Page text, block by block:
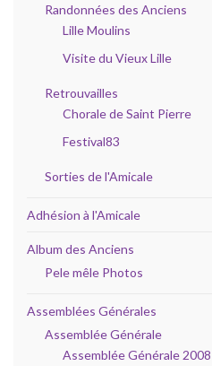
Randonnées des Anciens
Lille Moulins
Visite du Vieux Lille
Retrouvailles
Chorale de Saint Pierre
Festival83
Sorties de l'Amicale
Adhésion à l'Amicale
Album des Anciens
Pele mêle Photos
Assemblées Générales
Assemblée Générale
Assemblée Générale 2008